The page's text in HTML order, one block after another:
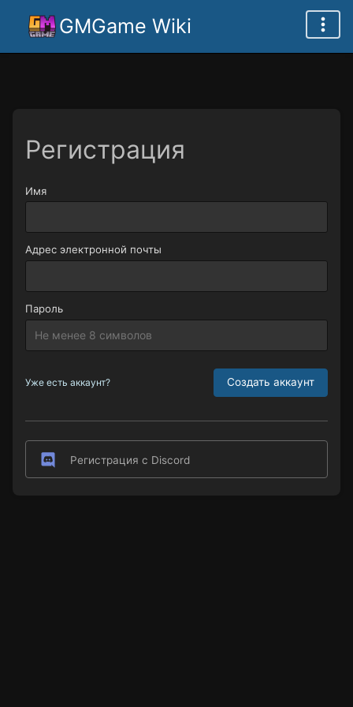
GMGame Wiki
Регистрация
Имя
Адрес электронной почты
Пароль
Уже есть аккаунт? Создать аккаунт
Регистрация с Discord